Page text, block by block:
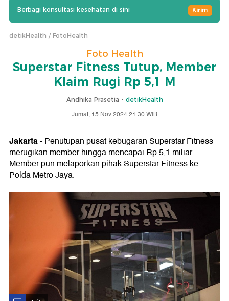
Berbagi konsultasi kesehatan di sini Kirim
detikHealth FotoHealth
Foto Health
Superstar Fitness Tutup, Member
Klaim Rugi Rp 5,1 M
Andhika Prasetia - detikHealth
Jumat, 15 Nov 2024 21:30 WIB
Jakarta- Penutupan pusat kebugaran Superstar Fitness
merugikan member hingga mencapai Rp 5,1 miliar.
Member pun melaporkan pihak Superstar Fitness ke
Polda Metro Jaya.